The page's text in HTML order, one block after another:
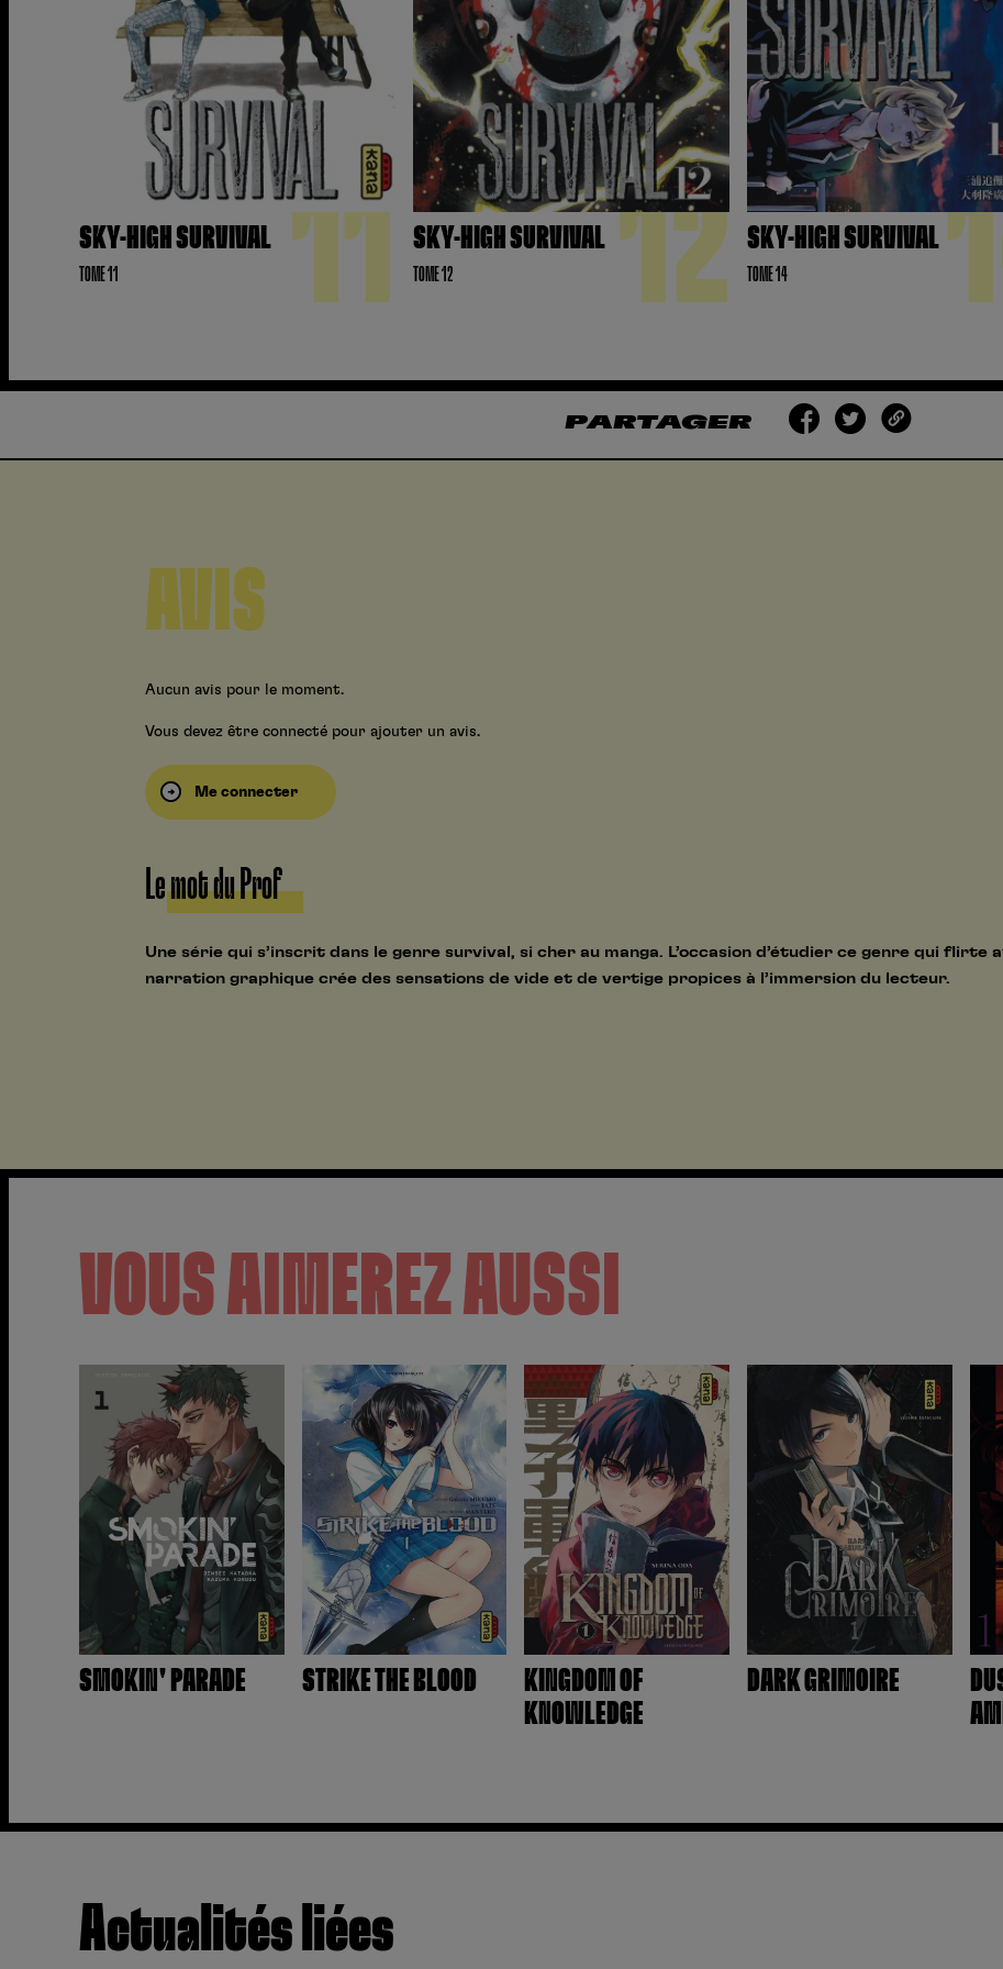
SKY-HIGH SURVIVAL
TOME 11 11 SKY-HIGH SURVIVAL
TOME 12 12 SKY-HIGH SURVIVAL
TOME 14
PARTAGER
AVIS
Aucun avis pour le moment.
Vous devez être connecté pour ajouter un avis.
Me connecter
Le mot du Prof
Une série qui s’inscrit dans le genre survival, si cher au manga. L’occasion d’étudier ce genre qui
narration graphique crée des sensations de vide et de vertige propices à l’immersion du lecteur.
VOUS AIMEREZ AUSSI
SMOKIN' PARADE STRIKE THE BLOOD
KINGDOM OF
KNOWLEDGE
DARK GRIMOIRE
Actualités liées